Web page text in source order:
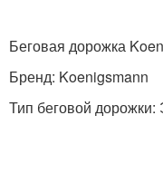
Беговая дорожка
Бренд: Koenigsmann
Тип беговой дорожки: